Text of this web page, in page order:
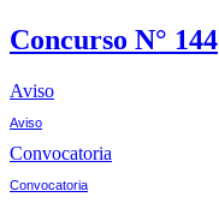
Concurso N° 144
Aviso
Aviso
Convocatoria
Convocatoria